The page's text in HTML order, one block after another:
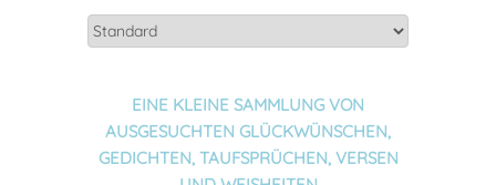
EINE KLEINE SAMMLUNG VON
AUSGESUCHTEN GLÜCKWÜNSCHEN,
GEDICHTEN, TAUFSPRÜCHEN, VERSEN